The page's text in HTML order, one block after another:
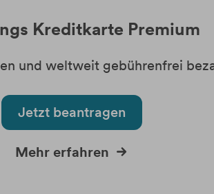
Kreditkarte Premium
und weltweit gebührenfrei
Jetzt beantragen
Mehr erfahren